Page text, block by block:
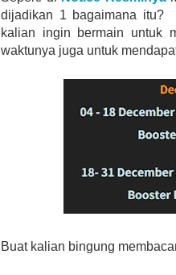
dijadikan 1 bagaimana itu?
kalian ingin bermain untuk
waktunya juga untuk
Buat kalian bingung